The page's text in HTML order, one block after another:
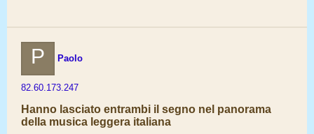
P Paolo
82.60.173.247
Hanno lasciato entrambi il segno nel panorama
della musica leggera italiana